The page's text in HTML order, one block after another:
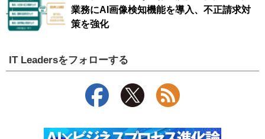
業務にAI画像検知機能を導入、不正請求対
策を強化
IT Leadersをフォローする